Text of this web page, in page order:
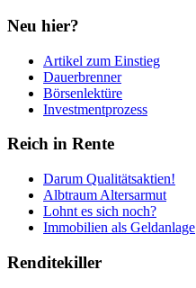
Neu hier?
Artikel zum Einstieg
Dauerbrenner
Börsenlektüre
Investmentprozess
Reich in Rente
Darum Qualitätsaktien!
Albtraum Altersarmut
Lohnt es sich noch?
Immobilien als Geldanlage
Renditekiller